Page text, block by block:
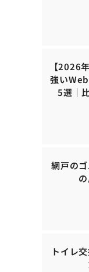
【2026
強い
5選｜
網戸の
トイレ